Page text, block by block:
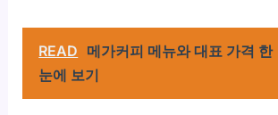
READ 메가커피 메뉴와 대표 가격 한
눈에 보기